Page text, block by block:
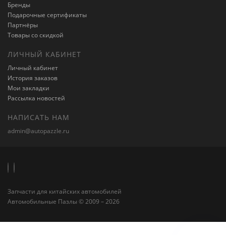
Бренды
Подарочные сертификаты
Партнёры
Товары со скидкой
ЛИЧНЫЙ КАБИНЕТ
Личный кабинет
История заказов
Мои закладки
Рассылка новостей
НАПИСАТЬ НАМ
admin@autopazzle.ru
Запчасти для китайских автомобилей
Автомобильные Пазлы © 2009 – 2026